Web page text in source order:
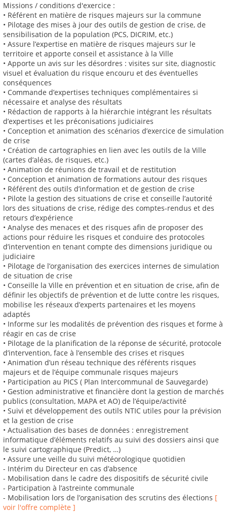
Missions / conditions d'exercice :
• Référent en matière de risques majeurs sur la commune
• Pilotage des mises à jour des outils de gestion de crise, de
sensibilisation de la population (PCS, DICRIM, etc.)
• Assure l’expertise en matière de risques majeurs sur le
territoire et apporte conseil et assistance à la Ville
• Apporte un avis sur les désordres : visites sur site, diagnostic
visuel et évaluation du risque encouru et des éventuelles
conséquences
• Commande d’expertises techniques complémentaires si
nécessaire et analyse des résultats
• Rédaction de rapports à la hiérarchie intégrant les résultats
d’expertises et les préconisations judiciaires
• Conception et animation des scénarios d’exercice de simulation
de crise
• Création de cartographies en lien avec les outils de la Ville
(cartes d’aléas, de risques, etc.)
• Animation de réunions de travail et de restitution
• Conception et animation de formations autour des risques
• Référent des outils d’information et de gestion de crise
• Pilote la gestion des situations de crise et conseille l’autorité
lors des situations de crise, rédige des comptes-rendus et des
retours d’expérience
• Analyse des menaces et des risques afin de proposer des
actions pour réduire les risques et conduire des protocoles
d’intervention en tenant compte des dimensions juridique ou
judiciaire
• Pilotage de l’organisation des exercices internes de simulation
de situation de crise
• Conseille la Ville en prévention et en situation de crise, afin de
définir les objectifs de prévention et de lutte contre les risques,
mobilise les réseaux d’experts partenaires et les moyens
adaptés
• Informe sur les modalités de prévention des risques et forme à
réagir en cas de crise
• Pilotage de la planification de la réponse de sécurité, protocole
d’intervention, face à l’ensemble des crises et risques
• Animation d’un réseau technique des référents risques
majeurs et de l’équipe communale risques majeurs
• Participation au PICS ( Plan Intercommunal de Sauvegarde)
• Gestion administrative et financière dont la gestion de marchés
publics (consultation, MAPA et AO) de l’équipe/activité
• Suivi et développement des outils NTIC utiles pour la prévision
et la gestion de crise
• Actualisation des bases de données : enregistrement
informatique d’éléments relatifs au suivi des dossiers ainsi que
le suivi cartographique (Predict, …)
• Assure une veille du suivi météorologique quotidien
- Intérim du Directeur en cas d’absence
- Mobilisation dans le cadre des dispositifs de sécurité civile
- Participation à l’astreinte communale
- Mobilisation lors de l’organisation des scrutins des élections [
voir l'offre complète ]